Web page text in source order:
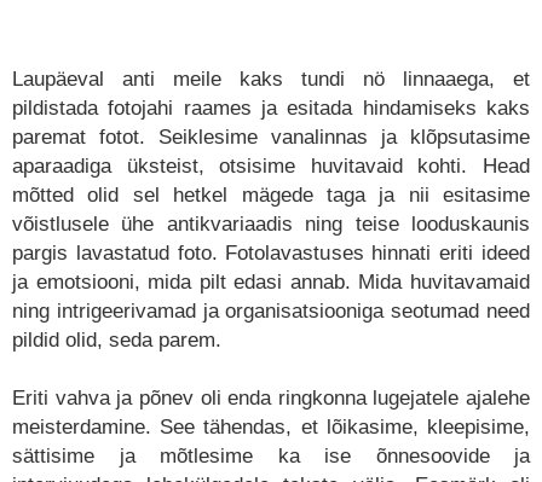
Laupäeval anti meile kaks tundi nö linnaaega, et
pildistada fotojahi raames ja esitada hindamiseks kaks
paremat fotot. Seiklesime vanalinnas ja klõpsutasime
aparaadiga üksteist, otsisime huvitavaid kohti. Head
mõtted olid sel hetkel mägede taga ja nii esitasime
võistlusele ühe antikvariaadis ning teise looduskaunis
pargis lavastatud foto. Fotolavastuses hinnati eriti ideed
ja emotsiooni, mida pilt edasi annab. Mida huvitavamaid
ning intrigeerivamad ja organisatsiooniga seotumad need
pildid olid, seda parem.
Eriti vahva ja põnev oli enda ringkonna lugejatele ajalehe
meisterdamine. See tähendas, et lõikasime, kleepisime,
sättisime ja mõtlesime ka ise õnnesoovide ja